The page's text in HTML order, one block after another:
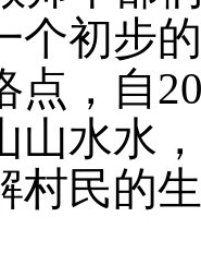
个初步
点，自
山水水
村民的